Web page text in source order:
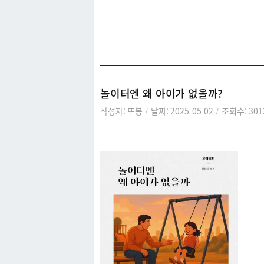
놀이터엔 왜 아이가 없을까?
작성자: 또봉 / 날짜: 2025-05-02 / 조회수: